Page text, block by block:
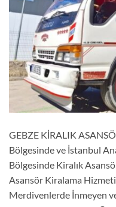
GEBZE KİRALIK
Bölgesinde ve İstanbul
Bölgesinde Kiralık
Asansör Kiralama Hizmeti
Merdivenlerde İnmeyen